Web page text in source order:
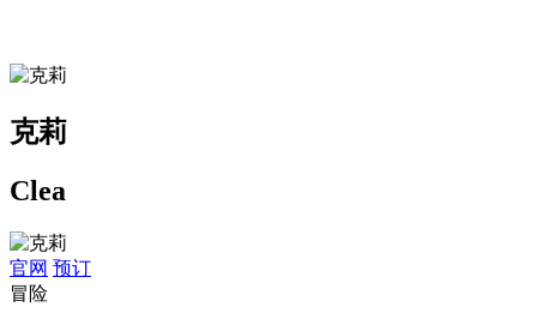
克莉
Clea
官网 预订
冒险